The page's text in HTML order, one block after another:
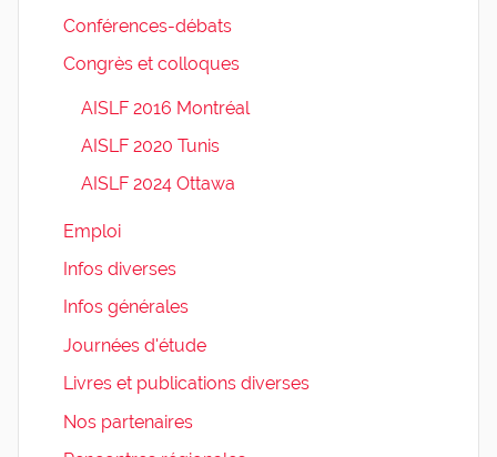
Conférences-débats
Congrès et colloques
AISLF 2016 Montréal
AISLF 2020 Tunis
AISLF 2024 Ottawa
Emploi
Infos diverses
Infos générales
Journées d'étude
Livres et publications diverses
Nos partenaires